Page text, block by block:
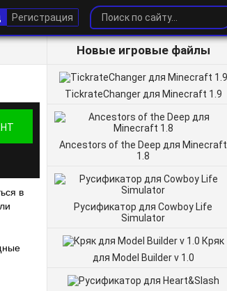
Регистрация
Новые игровые файлы
TickrateChanger для Minecraft 1.9
Ancestors of the Deep для Minecraft
1.8
Русификатор для Cowboy Life
Simulator
Кряк
для Model Builder v 1.0
в